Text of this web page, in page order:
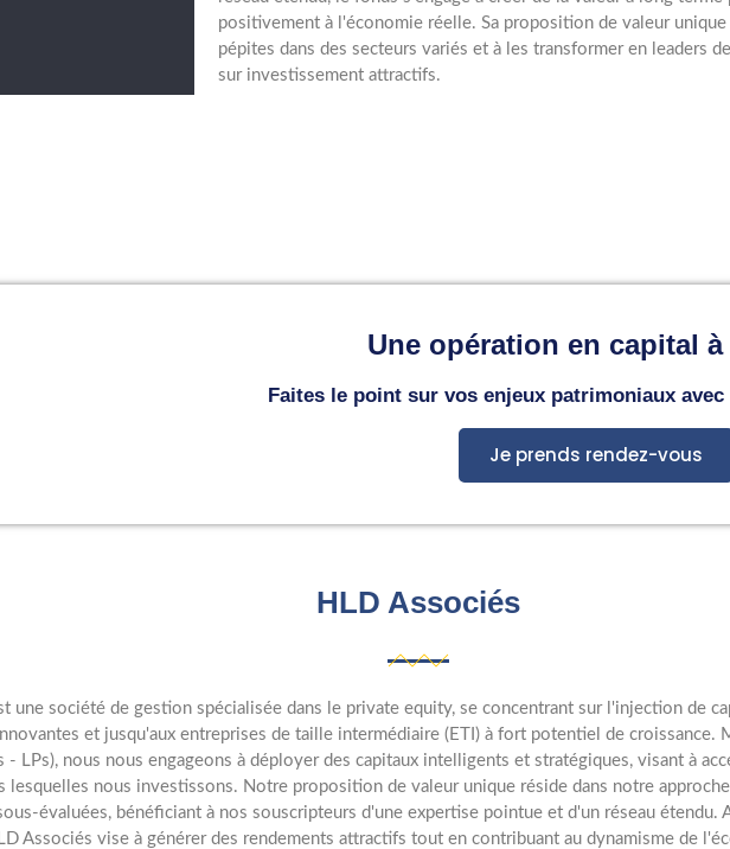
positivement à l'économie réelle. Sa proposition de valeur
pépites dans des secteurs variés et à les transformer en leaders
sur investissement attractifs.
Une opération en capital
Faites le point sur vos enjeux patrimoniaux
Je prends rendez-vous
HLD Associés
une société de gestion spécialisée dans le private equity, se concentrant sur l'injection de
et jusqu'aux entreprises de taille intermédiaire (ETI) à fort potentiel de croissance.
- LPs), nous nous engageons à déployer des capitaux intelligents et stratégiques, visant à
lesquelles nous investissons. Notre proposition de valeur unique réside dans notre
évaluées, bénéficiant à nos souscripteurs d'une expertise pointue et d'un réseau
Associés vise à générer des rendements attractifs tout en contribuant au dynamisme de